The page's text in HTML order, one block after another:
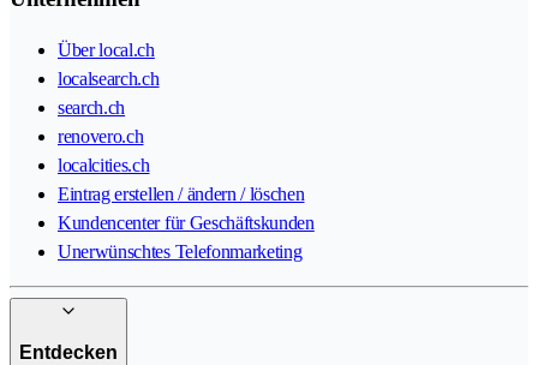
Über local.ch
localsearch.ch
search.ch
renovero.ch
localcities.ch
Eintrag erstellen / ändern / löschen
Kundencenter für Geschäftskunden
Unerwünschtes Telefonmarketing
Entdecken